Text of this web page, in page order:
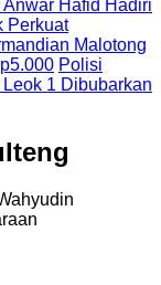
Anwar Hafid Hadiri
Perkuat
Malotong
Polisi
1 Dibubarkan